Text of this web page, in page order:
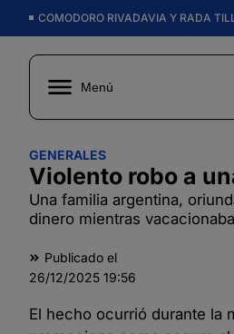
COMODORO RIVADAVIA Y RADA
Menú
GENERALES
Violento robo a
Una familia argentina,
dinero mientras
Publicado el
26/12/2025 19:56
El hecho ocurrió durante la